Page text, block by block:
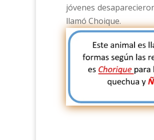
jóvenes
llamó Choique.